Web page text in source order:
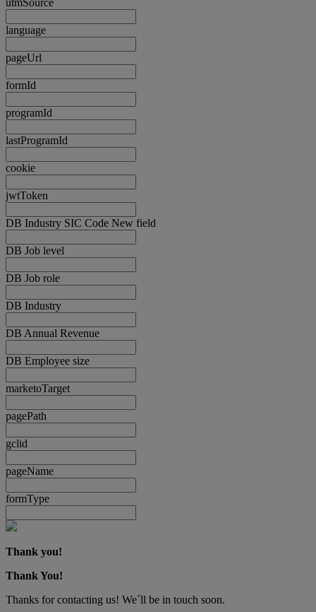
language
pageUrl
formId
programId
lastProgramId
cookie
jwtToken
DB Industry SIC Code New field
DB Job level
DB Job role
DB Industry
DB Annual Revenue
DB Employee size
marketoTarget
pagePath
gclid
pageName
formType
Thank you!
Thank You!
Thanks for contacting us! We´ll be in touch soon.